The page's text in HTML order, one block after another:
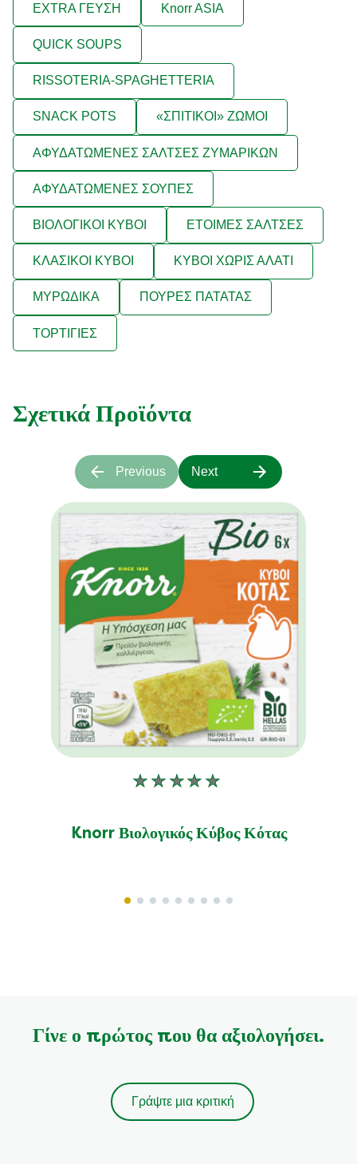
EXTRA ΓΕΥΣΗ Knorr ASIA
QUICK SOUPS
RISSOTERIA-SPAGHETTERIA
SNACK POTS «ΣΠΙΤΙΚΟΙ» ΖΩΜΟΙ
ΑΦΥΔΑΤΩΜΕΝΕΣ ΣΑΛΤΣΕΣ ΖΥΜΑΡΙΚΩΝ
ΑΦΥΔΑΤΩΜΕΝΕΣ ΣΟΥΠΕΣ
ΒΙΟΛΟΓΙΚΟΙ ΚΥΒΟΙ ΕΤΟΙΜΕΣ ΣΑΛΤΣΕΣ
ΚΛΑΣΙΚΟΙ ΚΥΒΟΙ ΚΥΒΟΙ ΧΩΡΙΣ ΑΛΑΤΙ
ΜΥΡΩΔΙΚΑ ΠΟΥΡΕΣ ΠΑΤΑΤΑΣ
ΤΟΡΤΙΓΙΕΣ
Σχετικά Προϊόντα
Knorr Βιολογικός Κύβος Κότας
Δεν
για
product
Previous Next
Γίνε ο πρώτος που θα αξιολογήσει.
Γράψτε μια κριτική